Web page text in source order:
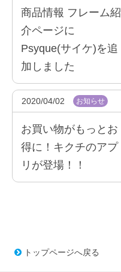
商品情報 フレーム紹
介ページに
Psyque(サイケ)を追
加しました
2020/04/02 お知らせ
お買い物がもっとお
得に！キクチのアプ
リが登場！！
トップページへ戻る